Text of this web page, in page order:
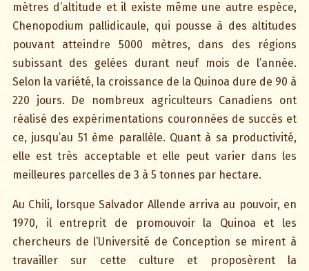
mètres d’altitude et il existe même une autre espèce,
Chenopodium pallidicaule, qui pousse à des altitudes
pouvant atteindre 5000 mètres, dans des régions
subissant des gelées durant neuf mois de l’année.
Selon la variété, la croissance de la Quinoa dure de 90 à
220 jours. De nombreux agriculteurs Canadiens ont
réalisé des expérimentations couronnées de succès et
ce, jusqu’au 51 ème parallèle. Quant à sa productivité,
elle est très acceptable et elle peut varier dans les
meilleures parcelles de 3 à 5 tonnes par hectare.
Au Chili, lorsque Salvador Allende arriva au pouvoir, en
1970, il entreprit de promouvoir la Quinoa et les
chercheurs de l’Université de Conception se mirent à
travailler sur cette culture et proposèrent la